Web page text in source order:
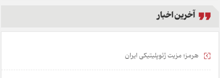
آخرین اخبار
هرمز؛ مزیت ژئوپلیتیکی ایران